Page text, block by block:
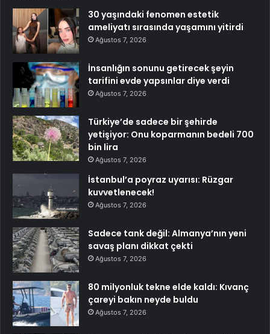
30 yaşındaki fenomen estetik
ameliyatı sırasında yaşamını yitirdi
Ağustos 7, 2026
İnsanlığın sonunu getirecek şeyin
tarifini evde yapsınlar diye verdi
Ağustos 7, 2026
Türkiye’de sadece bir şehirde
yetişiyor: Onu koparmanın bedeli 700
bin lira
Ağustos 7, 2026
İstanbul’a poyraz uyarısı: Rüzgar
kuvvetlenecek!
Ağustos 7, 2026
Sadece tank değil: Almanya’nın yeni
savaş planı dikkat çekti
Ağustos 7, 2026
80 milyonluk tekne elde kaldı: Kıvanç
çareyi bakın neyde buldu
Ağustos 7, 2026